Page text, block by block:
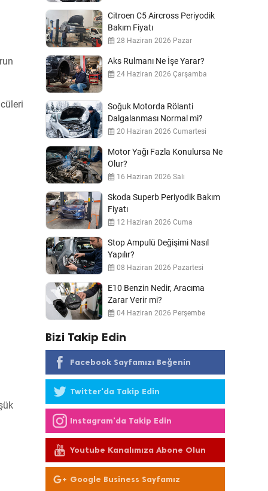
Citroen C5 Aircross Periyodik
Bakım Fiyatı
28 Haziran 2026 Pazar
Aks Rulmanı Ne İşe Yarar?
24 Haziran 2026 Çarşamba
Soğuk Motorda Rölanti
Dalgalanması Normal mi?
20 Haziran 2026 Cumartesi
Motor Yağı Fazla Konulursa Ne
Olur?
16 Haziran 2026 Salı
Skoda Superb Periyodik Bakım
Fiyatı
12 Haziran 2026 Cuma
Stop Ampulü Değişimi Nasıl
Yapılır?
08 Haziran 2026 Pazartesi
E10 Benzin Nedir, Aracıma
Zarar Verir mi?
04 Haziran 2026 Perşembe
Bizi Takip Edin
Facebook Sayfamızı Beğenin
Twitter'da Takip Edin
Instagram'da Takip Edin
Youtube Kanalımıza Abone Olun
Google Business Sayfamız